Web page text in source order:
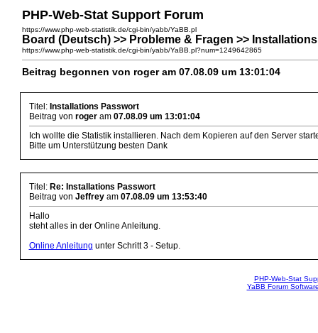
PHP-Web-Stat Support Forum
https://www.php-web-statistik.de/cgi-bin/yabb/YaBB.pl
Board (Deutsch) >> Probleme & Fragen >>
https://www.php-web-statistik.de/cgi-bin/yabb/YaBB.pl?num=1249642865
Beitrag begonnen von roger am 07.08.09 um 13:01:04
Titel: Installations Passwort
Beitrag von rogeram 07.08.09 um 13:01:04
Ich wollte die Statistik installieren. Nach dem Kopieren auf den Server
Bitte um Unterstützung besten Dank
Titel: Re: Installations Passwort
Beitrag von Jeffreyam 07.08.09 um 13:53:40
Hallo
steht alles in der Online Anleitung.
Online Anleitung unter Schritt 3 - Setup.
PHP-Web-Stat
YaBB Forum